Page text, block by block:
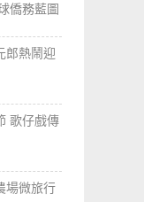
僑務藍圖
郎熱鬧迎
歌仔戲傳
場微旅行